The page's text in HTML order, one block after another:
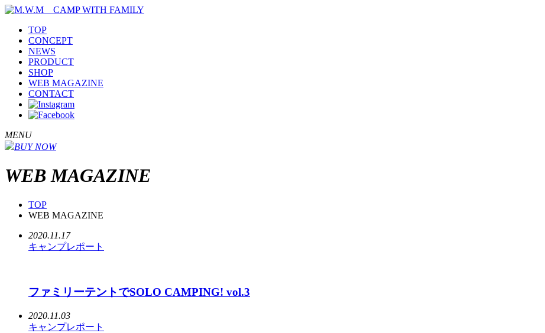
TOP
CONCEPT
NEWS
PRODUCT
SHOP
WEB MAGAZINE
CONTACT
MENU
BUY NOW
WEB MAGAZINE
TOP
WEB MAGAZINE
2020.11.17
キャンプレポート
ファミリーテントでSOLO CAMPING! vol.3
2020.11.03
キャンプレポート